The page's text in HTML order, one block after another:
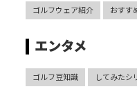
ゴルフウェア紹介 おすす
エンタメ
ゴルフ豆知識 してみたシ